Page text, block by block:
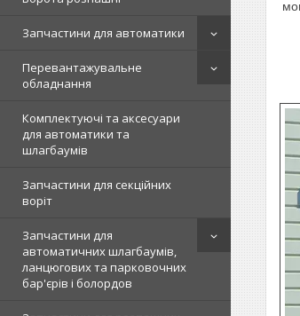
Запчастини для автоматики
Перевантажувальне
обладнання
Комплектуючі та аксесуари
для автоматики та
шлагбаумів
Запчастини для секційних
воріт
Запчастини для
автоматичних шлагбаумів,
ланцюгових та парковочних
бар'єрів і болордов